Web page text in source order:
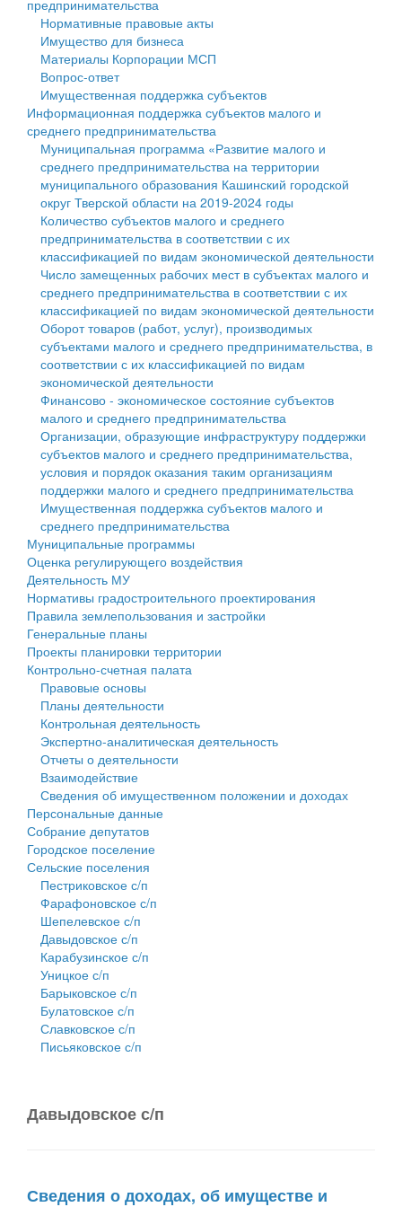
Государственные услуги
Промышленность и АПК
Экономика и бизнес
...
Символика
Устав
Гостям округа
Туризм
Культура
Образование
Здравоохранение
Социальная защита
Фотоальбом
муниципального округа Тверской области
Администрация Кашинского муниципального округа
Тверской области
Управление сельскими территориями
Открытые данные
Работа с обращениями граждан
Муниципальный контроль
Муниципальные услуги
Проекты административных регламентов
Антимонопольный комплаенс
Противодействие коррупции
Финансовое управление
Бюджет для граждан
Имущество
Выявление правообладателей ранее учтенных
объектов недвижимости
Имущественная поддержка субъектов малого и
среднего предпринимательства
Информационная поддержка субъектов малого и
среднего предпринимательства
Муниципальные программы
Контрольно-счетная палата
Персональные данные
Оценка регулирующего воздействия
Деятельность МУ
Нормативы градостроительного проектирования
Правила землепользования и застройки
Генеральные планы
Проекты планировки территории
Собрание депутатов
Городское поселение
Сельские поселения
предпринимательства
Нормативные правовые акты
Имущество для бизнеса
Материалы Корпорации МСП
Вопрос-ответ
Имущественная поддержка субъектов
Информационная поддержка субъектов малого и
среднего предпринимательства
Муниципальная программа «Развитие малого и
среднего предпринимательства на территории
муниципального образования Кашинский городской
округ Тверской области на 2019-2024 годы
Количество субъектов малого и среднего
предпринимательства в соответствии с их
классификацией по видам экономической деятельности
Число замещенных рабочих мест в субъектах малого и
среднего предпринимательства в соответствии с их
классификацией по видам экономической деятельности
Оборот товаров (работ, услуг), производимых
субъектами малого и среднего предпринимательства, в
соответствии с их классификацией по видам
экономической деятельности
Финансово - экономическое состояние субъектов
малого и среднего предпринимательства
Организации, образующие инфраструктуру поддержки
субъектов малого и среднего предпринимательства,
условия и порядок оказания таким организациям
поддержки малого и среднего предпринимательства
Имущественная поддержка субъектов малого и
среднего предпринимательства
Муниципальные программы
Оценка регулирующего воздействия
Деятельность МУ
Нормативы градостроительного проектирования
Правила землепользования и застройки
Генеральные планы
Проекты планировки территории
Контрольно-счетная палата
Правовые основы
Планы деятельности
Контрольная деятельность
Экспертно-аналитическая деятельность
Отчеты о деятельности
Взаимодействие
Сведения об имущественном положении и доходах
Персональные данные
Собрание депутатов
Городское поселение
Сельские поселения
Пестриковское с/п
Фарафоновское с/п
Шепелевское с/п
Давыдовское с/п
Карабузинское с/п
Уницкое с/п
Барыковское с/п
Булатовское с/п
Славковское с/п
Письяковское с/п
Давыдовское с/п
Сведения о доходах, об имуществе и